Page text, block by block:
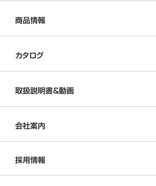
商品情報
カタログ
取扱説明書＆動画
会社案内
採用情報